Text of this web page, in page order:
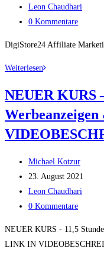
machen?!
|
mit
Produkten?
[Reagiertauf]
veröffentlicht:
Beitrags-
Kategorie:
Leon Chaudhari
Beitrags-
0 Kommentare
DigiStore24 Affiliate
WeiterlesenDigiStore24
Marketing:
Geld
mit
kostenlosen
Büchern
NEUER KURS
Beitrags-
Autor:
Michael Kotzur
Beitrag
veröffentlicht:
23. August 2021
Beitrags-
Kategorie:
Leon Chaudhari
Beitrags-
0 Kommentare
NEUER KURS - 11,5
LINK IN